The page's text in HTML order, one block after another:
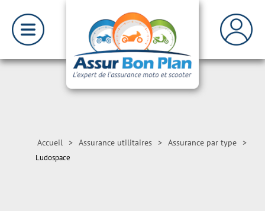
Accueil > Assurance utilitaires > Assurance par type >
Ludospace